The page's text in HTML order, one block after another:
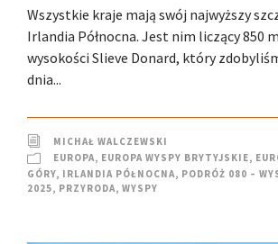
Wszystkie kraje mają swój najwyższy
Irlandia Północna. Jest nim liczący 850
wysokości Slieve Donard, który
dnia...
MICHAŁ WALCZEWSKI
EUROPA, EUROPA WYSPY BRYTYJSKIE,
GÓRY, IRLANDIA PÓŁNOCNA, PODRÓŻ 080 –
2025, PRZYRODA, WYSPY